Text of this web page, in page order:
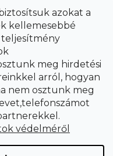
azokat a
kellemesebbé
teljesítmény
meg hirdetési
arról, hogyan
nem osztunk meg
védelméről
készítette